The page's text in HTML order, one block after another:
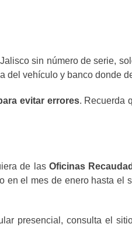
sin número de serie,
del vehículo y banco donde
evitar errores. Recuerda
de lasOficinas
el mes de enero hasta el
presencial, consulta el